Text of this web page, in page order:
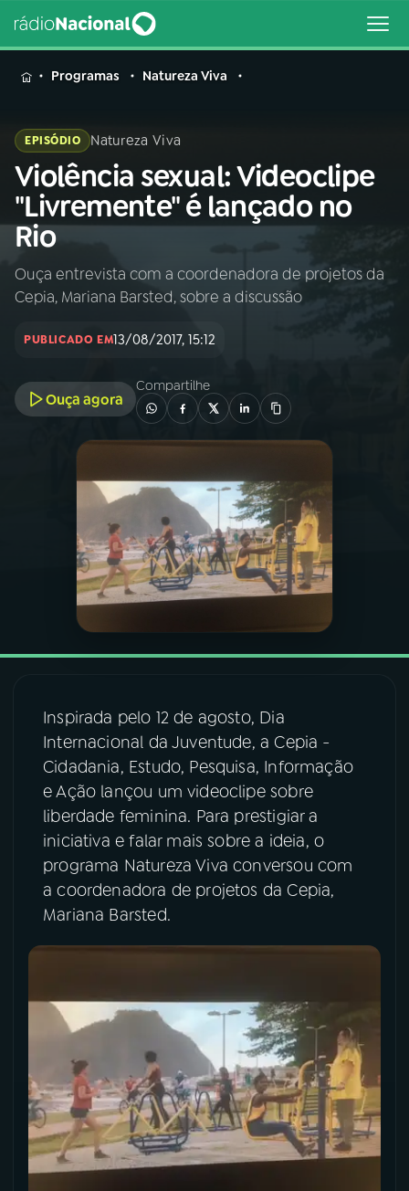
MENU
Buscar
na
Rádio
Nacional
Buscar
AO VIVO
INÍCIO
A RÁDIO
PROGRAMAÇÃO
PODCASTS
VIDEOCASTS
ACOMPANHE A RÁDIO NACIONAL
Instagram X
TikTok
Programas Natureza Viva
EPISÓDIO Natureza Viva
Violência sexual: Videoclipe
"Livremente" é lançado no
Rio
Ouça entrevista com a coordenadora de projetos da
Cepia, Mariana Barsted, sobre a discussão
PUBLICADO EM13/08/2017, 15:12
Ouça agora
Compartilhe
Inspirada pelo 12 de agosto, Dia
Internacional da Juventude, a Cepia -
Cidadania, Estudo, Pesquisa, Informação
e Ação lançou um videoclipe sobre
liberdade feminina. Para prestigiar a
iniciativa e falar mais sobre a ideia, o
programa Natureza Viva conversou com
a coordenadora de projetos da Cepia,
Mariana Barsted.